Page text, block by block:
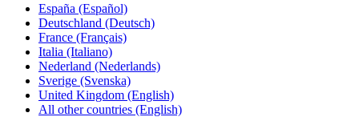
España (Español)
Deutschland (Deutsch)
France (Français)
Italia (Italiano)
Nederland (Nederlands)
Sverige (Svenska)
United Kingdom (English)
All other countries (English)